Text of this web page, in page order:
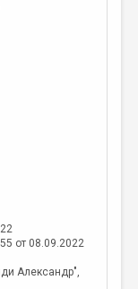
от 08.09.2022
Александр",